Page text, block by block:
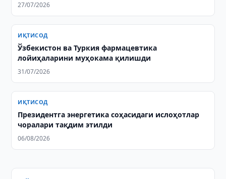
27/07/2026
ИҚТИСОД
Ўзбекистон ва Туркия фармацевтика
лойиҳаларини муҳокама қилишди
31/07/2026
ИҚТИСОД
Президентга энергетика соҳасидаги ислоҳотлар
чоралари тақдим этилди
06/08/2026